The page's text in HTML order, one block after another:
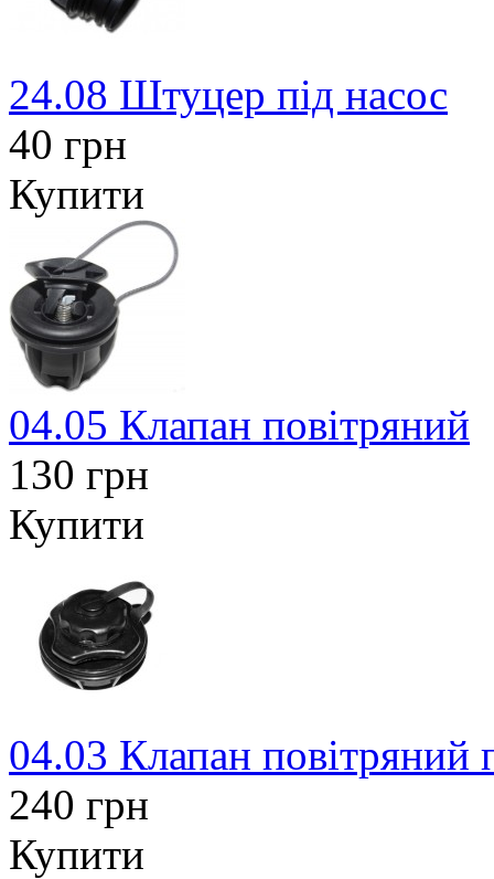
24.08 Штуцер під насос
40 грн
Купити
04.05 Клапан повітряний
130 грн
Купити
04.03 Клапан
240 грн
Купити